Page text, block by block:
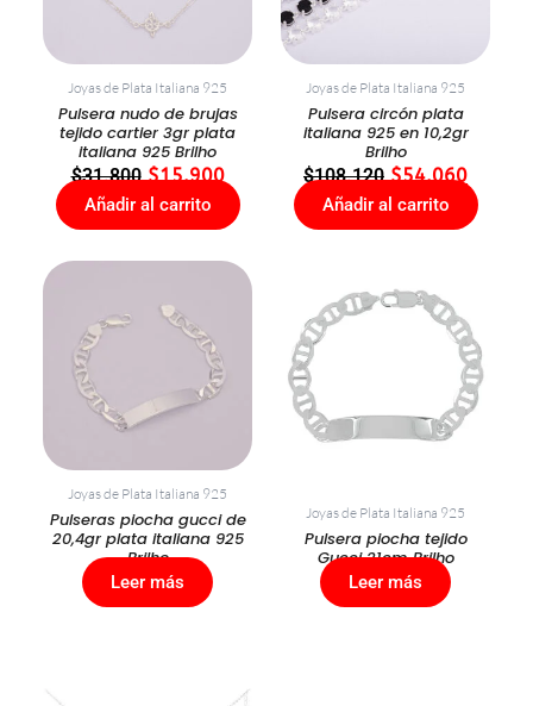
Joyas de Plata Italiana 925
Pulsera nudo de brujas
tejido cartier 3gr plata
italiana 925 Brilho
$31.800 $15.900
Añadir al carrito
Joyas de Plata Italiana 925
Pulsera circón plata
italiana 925 en 10,2gr
Brilho
$108.120 $54.060
Añadir al carrito
Joyas de Plata Italiana 925
Pulseras piocha gucci de
20,4gr plata italiana 925
Brilho
Leer más
Joyas de Plata Italiana 925
Pulsera piocha tejido
Gucci 21cm Brilho
Leer más